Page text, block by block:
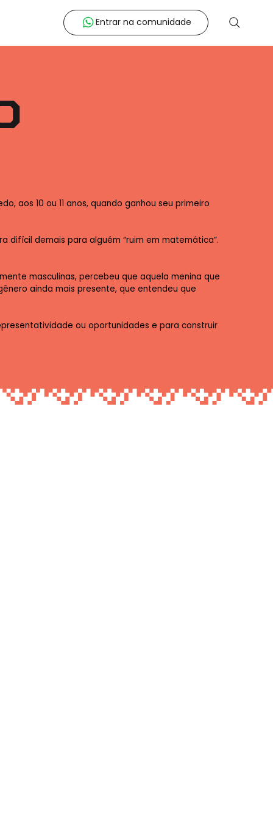
Entrar na comunidade
aos 10 ou 11 anos, quando ganhou seu primeiro
difícil demais para alguém “ruim em matemática”.
masculinas, percebeu que aquela menina que
ainda mais presente, que entendeu que
ou oportunidades e para construir